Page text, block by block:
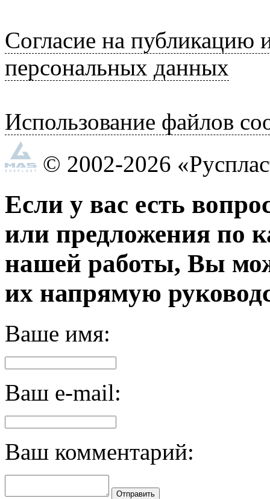
Согласие на публикацию
персональных данных
Использование файлов
© 2002-2026
Если у вас есть
или предложения по
нашей работы, Вы
их напрямую
Ваше имя:
Ваш e-mail:
Ваш комментарий:
Отправить